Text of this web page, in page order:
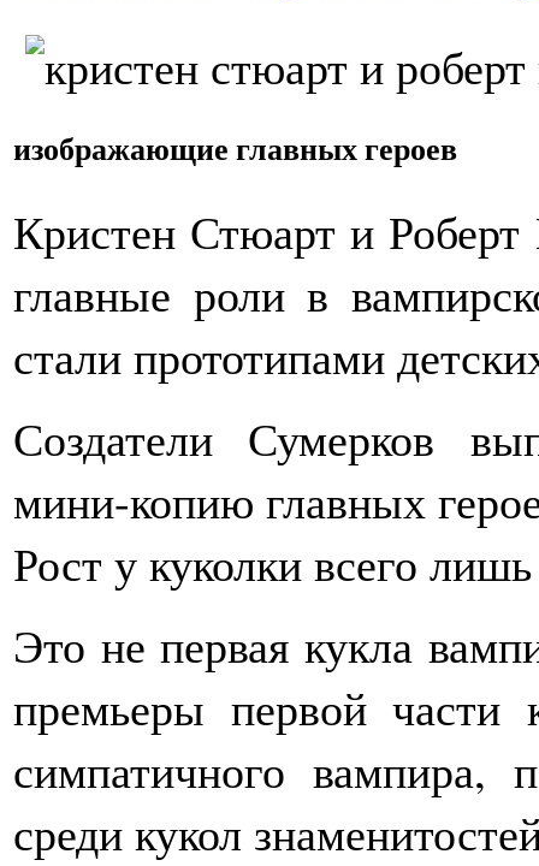
изображающие главных героев
Кристен Стюарт и
главные роли в
стали прототипами
Создатели Сумерков
мини-копию главных
Рост у куколки всего
Это не первая кукла
премьеры первой части
симпатичного вампира,
среди кукол